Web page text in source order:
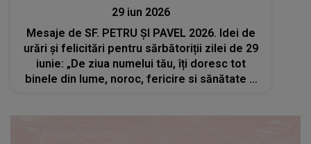
29 iun 2026
Mesaje de SF. PETRU ȘI PAVEL 2026. Idei de
urări și felicitări pentru sărbătoriții zilei de 29
iunie: „De ziua numelui tău, îți doresc tot
binele din lume, noroc, fericire si sănătate și